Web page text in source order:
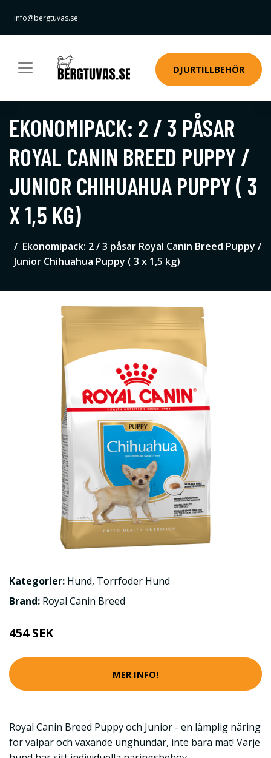
info@bergtuvas.se
DJURTILLBEHÖR
EKONOMIPACK: 2 / 3 PÅSAR
ROYAL CANIN BREED PUPPY /
JUNIOR CHIHUAHUA PUPPY ( 3
X 1,5 KG)
Ekonomipack: 2 / 3 påsar Royal Canin Breed Puppy /
Junior Chihuahua Puppy ( 3 x 1,5 kg)
Kategorier: Hund, Torrfoder Hund
Brand: Royal Canin Breed
454 SEK
MER INFO!
Royal Canin Breed Puppy och Junior - en lämplig näring
för valpar och växande unghundar, inte bara mat! Varje